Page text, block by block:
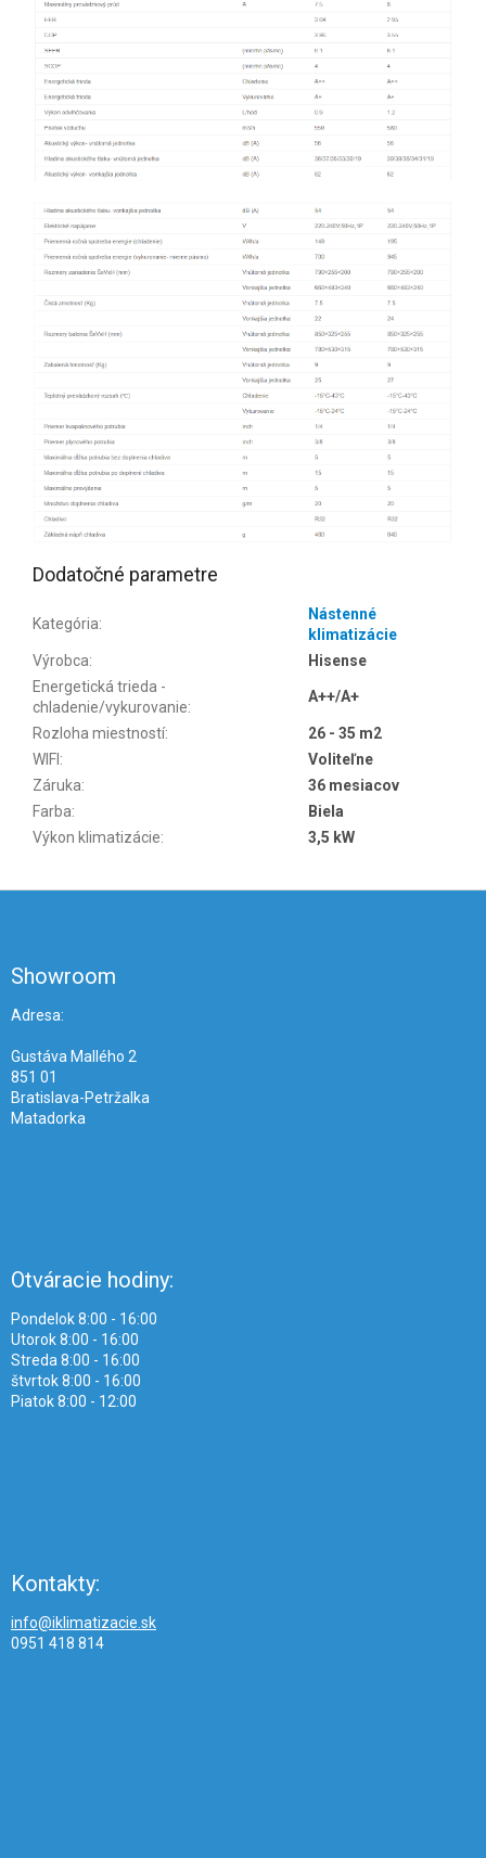
Dodatočné parametre
Kategória:
Nástenné
klimatizácie
Výrobca:
Hisense
Energetická trieda -
chladenie/vykurovanie:
A++/A+
Rozloha miestností:
26 - 35 m2
WIFI :
Voliteľne
Záruka:
36 mesiacov
Farba:
Biela
Výkon klimatizácie: 3,5 kW
Showroom
Adresa:
Gustáva Mallého 2
851 01
Bratislava-Petržalka
Matadorka
Otváracie hodiny:
Pondelok 8:00 - 16:00
Utorok 8:00 - 16:00
Streda 8:00 - 16:00
štvrtok 8:00 - 16:00
Piatok 8:00 - 12:00
Kontakty:
info@iklimatizacie.sk
0951 418 814